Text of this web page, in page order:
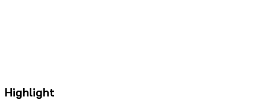
Highlight